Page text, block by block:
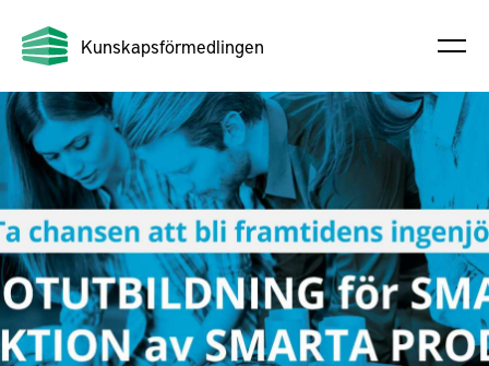
Kunskapsförmedlingen